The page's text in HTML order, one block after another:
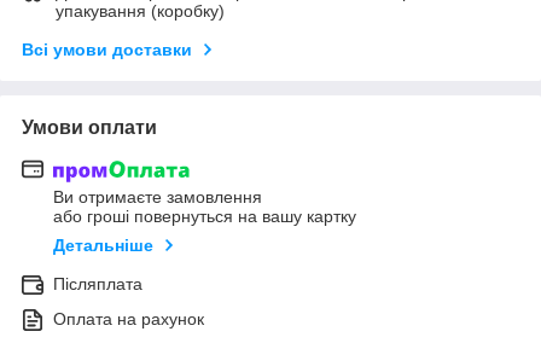
упакування (коробку)
Всі умови доставки
Умови оплати
Ви отримаєте замовлення
або гроші повернуться на вашу картку
Детальніше
Післяплата
Оплата на рахунок